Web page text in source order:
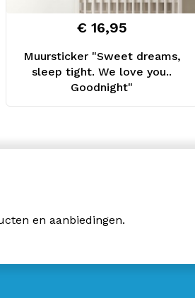
Muursticker "Sweet dreams,
sleep tight. We love you..
Goodnight"
€ 16,95
en aanbiedingen.